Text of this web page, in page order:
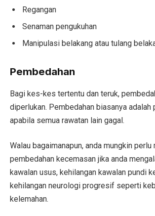
Regangan
Senaman pengukuhan
Manipulasi belakang atau tulang
Pembedahan
Bagi kes-kes tertentu dan teruk,
diperlukan. Pembedahan biasanya adalah
apabila semua rawatan lain gagal.
Walau bagaimanapun, anda mungkin perlu
pembedahan kecemasan jika anda
kawalan usus, kehilangan kawalan pundi
kehilangan neurologi progresif seperti
kelemahan.